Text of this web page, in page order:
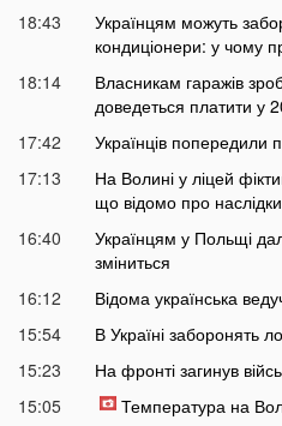
18:43
Українцям можуть
кондиціонери: у чому
18:14
Власникам гаражів
доведеться платити у
17:42
Українців попередили
17:13
На Волині у ліцей
що відомо про наслідки
16:40
Українцям у Польщі
зміниться
16:12
Відома українська
15:54
В Україні заборонять
15:23
На фронті загинув
15:05
Температура на